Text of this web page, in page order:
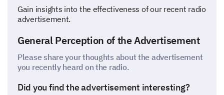
Gain insights into the effectiveness of our recent radio
advertisement.
General Perception of the Advertisement
Please share your thoughts about the advertisement
you recently heard on the radio.
Did you find the advertisement interesting?